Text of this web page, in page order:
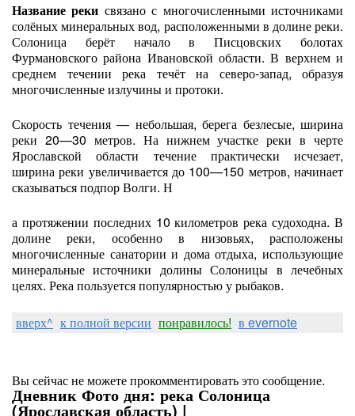
Название реки связано с многочисленными источниками
солёных минеральных вод, расположенными в долине реки.
Солоница берёт начало в Писцовских болотах
Фурмановского района Ивановской области. В верхнем и
среднем течении река течёт на северо-запад, образуя
многочисленные излучины и протоки.
Скорость течения — небольшая, берега безлесые, ширина
реки 20—30 метров. На нижнем участке реки в черте
Ярославской области течение практически исчезает,
ширина реки увеличивается до 100—150 метров, начинает
сказываться подпор Волги. Н
а протяжении последних 10 километров река судоходна. В
долине реки, особенно в низовьях, расположены
многочисленные санатории и дома отдыха, использующие
минеральные источники долины Солоницы в лечебных
целях. Река пользуется популярностью у рыбаков.
вверх^ к полной версии понравилось! в evernote
Вы сейчас не можете прокомментировать это сообщение.
Дневник Фото дня: река Солоница
(Ярославская область) |